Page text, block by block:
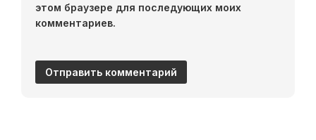
этом браузере для последующих моих
комментариев.